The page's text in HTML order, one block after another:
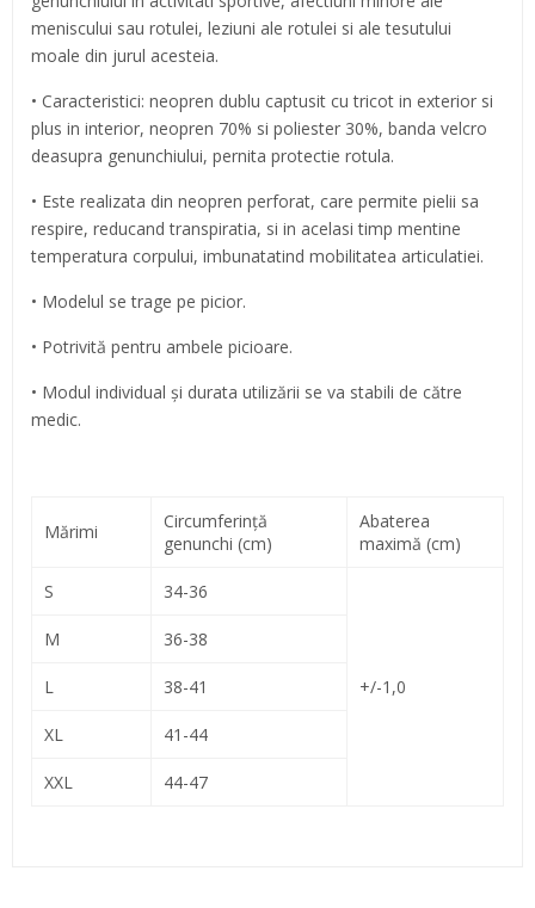
meniscului sau rotulei, leziuni ale rotulei si ale tesutului
moale din jurul acesteia.
• Caracteristici: neopren dublu captusit cu tricot in exterior si
plus in interior, neopren 70% si poliester 30%, banda velcro
deasupra genunchiului, pernita protectie rotula.
• Este realizata din neopren perforat, care permite pielii sa
respire, reducand transpiratia, si in acelasi timp mentine
temperatura corpului, imbunatatind mobilitatea articulatiei.
• Modelul se trage pe picior.
• Potrivită pentru ambele picioare.
• Modul individual şi durata utilizării se va stabili de către
medic.
Mărimi
Circumferinţă
genunchi (cm)
Abaterea
maximă (cm)
S 34-36
+/-1,0
M 36-38
L 38-41
XL 41-44
XXL 44-47